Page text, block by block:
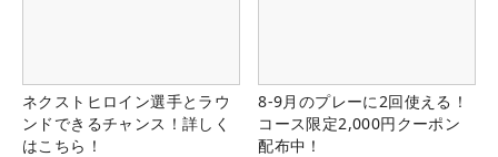
ネクストヒロイン選手とラウ
ンドできるチャンス！詳しく
はこちら！
8-9月のプレーに2回使える！
コース限定2,000円クーポン
配布中！